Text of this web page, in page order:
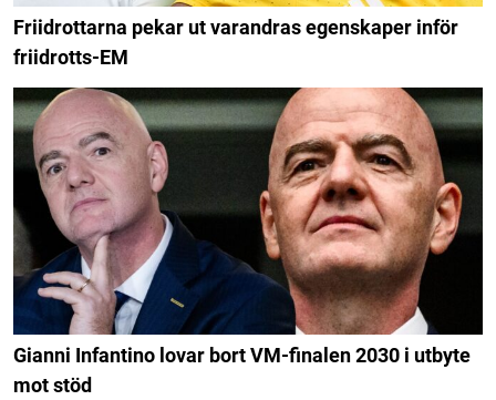
Friidrottarna pekar ut varandras egenskaper inför
friidrotts-EM
Gianni Infantino lovar bort VM-finalen 2030 i utbyte
mot stöd